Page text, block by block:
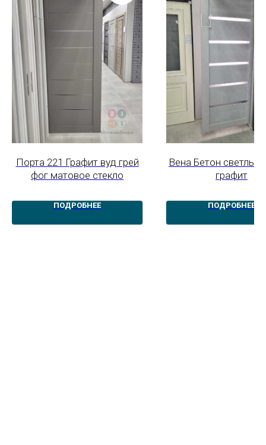
Порта 221 Графит вуд грей
фог матовое стекло
ПОДРОБНЕЕ
Вена Бетон светлый
графит
ПОДРОБНЕЕ